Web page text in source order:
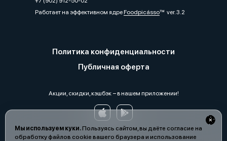
Мы используем куки.Пользуясь сайтом, вы даёте согласие на
обработку файлов cookie вашего браузера и использование
Работает на эффективном ядреFoodpicássover. 3.2
Политика конфиденциальности
Публичная оферта
Акции, скидки, кэшбэк − в нашем приложении!